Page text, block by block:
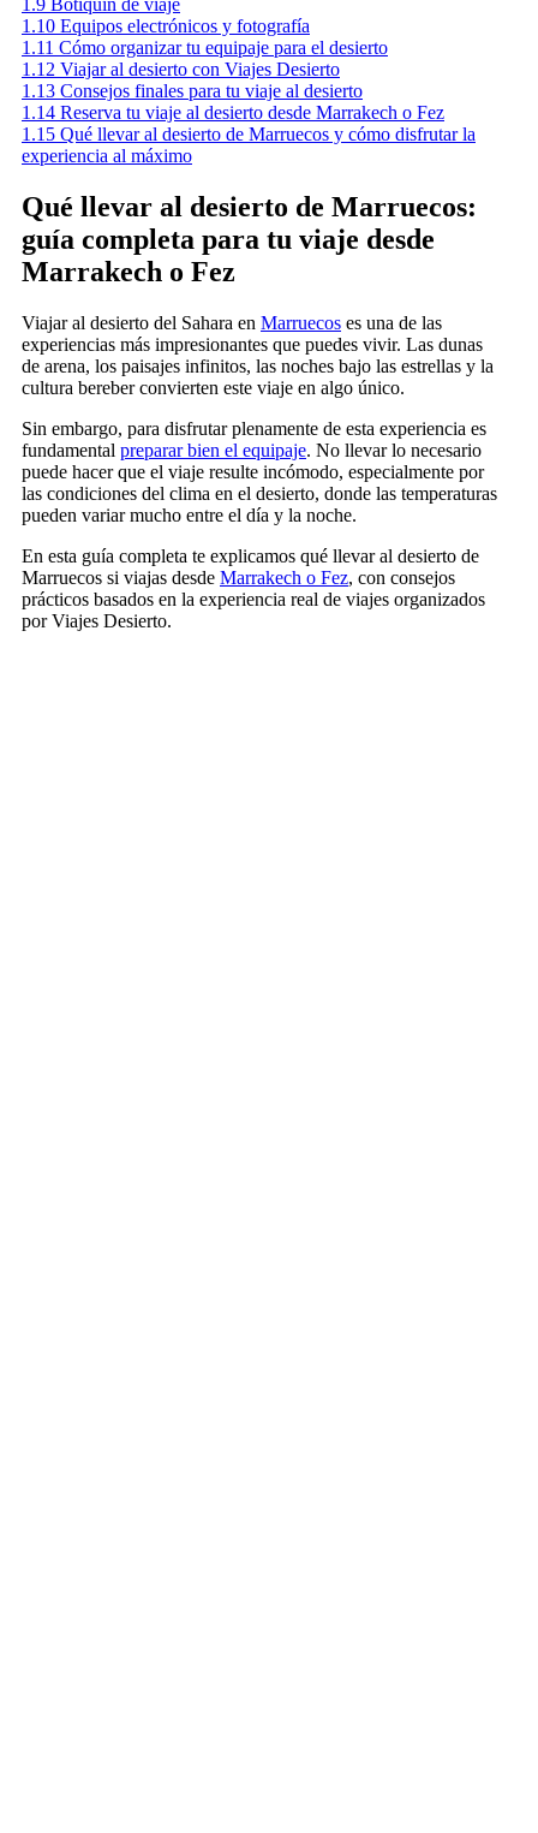
1.9 Botiquín de viaje
1.10 Equipos electrónicos y fotografía
1.11 Cómo organizar tu equipaje para el desierto
1.12 Viajar al desierto con Viajes Desierto
1.13 Consejos finales para tu viaje al desierto
1.14 Reserva tu viaje al desierto desde Marrakech o Fez
1.15 Qué llevar al desierto de Marruecos y cómo disfrutar la
experiencia al máximo
Qué llevar al desierto de Marruecos:
guía completa para tu viaje desde
Marrakech o Fez
Viajar al desierto del Sahara en Marruecos es una de las
experiencias más impresionantes que puedes vivir. Las dunas
de arena, los paisajes infinitos, las noches bajo las estrellas y la
cultura bereber convierten este viaje en algo único.
Sin embargo, para disfrutar plenamente de esta experiencia es
fundamental preparar bien el equipaje. No llevar lo necesario
puede hacer que el viaje resulte incómodo, especialmente por
las condiciones del clima en el desierto, donde las temperaturas
pueden variar mucho entre el día y la noche.
En esta guía completa te explicamos qué llevar al desierto de
Marruecos si viajas desde Marrakech o Fez, con consejos
prácticos basados en la experiencia real de viajes organizados
por Viajes Desierto.